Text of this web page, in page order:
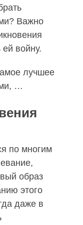
Важно
войну.
лучшее
…
по многим
образ
этого
даже в